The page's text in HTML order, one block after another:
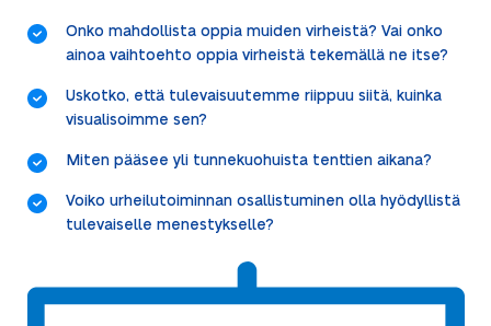
Onko mahdollista oppia muiden virheistä? Vai onko
ainoa vaihtoehto oppia virheistä tekemällä ne itse?
Uskotko, että tulevaisuutemme riippuu siitä, kuinka
visualisoimme sen?
Miten pääsee yli tunnekuohuista tenttien aikana?
Voiko urheilutoiminnan osallistuminen olla hyödyllistä
tulevaiselle menestykselle?